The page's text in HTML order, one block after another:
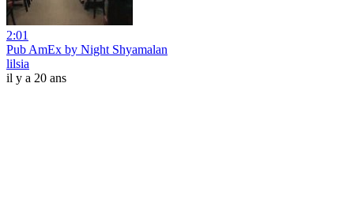
2:01
Pub AmEx by Night Shyamalan
lilsia
il y a 20 ans